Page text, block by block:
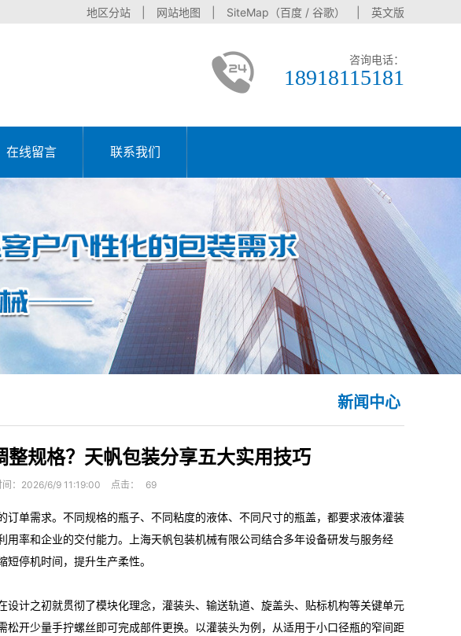
地区分站 网站地图 | SiteMap（百度 / 谷歌） | 英文版
咨询电话：
18918115181
在线留言 联系我们
新闻中心
规格？天帆包装分享五大实用技巧
间：2026/6/9 11:19:00 点击： 69
单需求。不同规格的瓶子、不同粘度的液体、不同尺寸的瓶盖，都要求液体灌装
率和企业的交付能力。上海天帆包装机械有限公司结合多年设备研发与服务经
停机时间，提升生产柔性。
计之初就贯彻了模块化理念，灌装头、输送轨道、旋盖头、贴标机构等关键单元
开少量手拧螺丝即可完成部件更换。以灌装头为例，从适用于小口径瓶的窄间距